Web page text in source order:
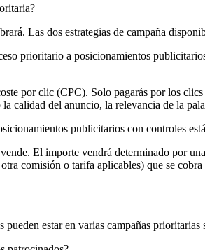
Las dos estrategias de campaña
prioritario a posicionamientos
por clic (CPC). Solo pagarás por los
calidad del anuncio, la relevancia de la
publicitarios con controles
El importe vendrá determinado por
comisión o tarifa aplicables) que se
estar en varias campañas